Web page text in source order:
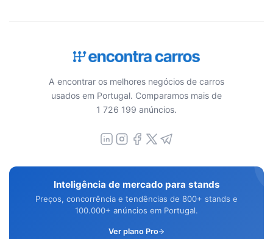
A encontrar os melhores negócios de carros
usados em Portugal. Comparamos mais de
1 726 199 anúncios.
Inteligência de mercado para stands
Preços, concorrência e tendências de 800+ stands e
100.000+ anúncios em Portugal.
Ver plano Pro